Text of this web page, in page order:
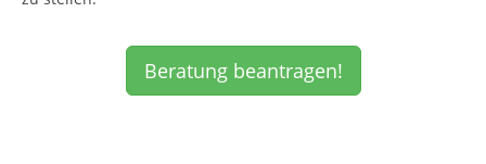
Beratung beantragen!